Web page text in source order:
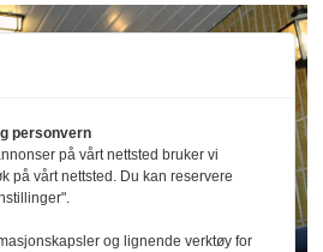
personvern
på vårt nettsted bruker vi
på vårt nettsted. Du kan reservere
og lignende verktøy for